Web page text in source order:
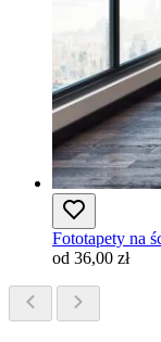
Fototapety na
od 36,00 zł